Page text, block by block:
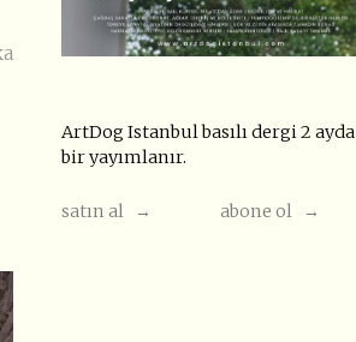
ArtDog Istanbul basılı dergi 2 ayda
bir yayımlanır.
satın al → abone ol →